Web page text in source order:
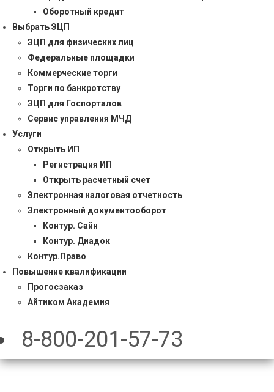
Оборотный кредит
Выбрать ЭЦП
ЭЦП для физических лиц
Федеральные площадки
Коммерческие торги
Торги по банкротству
ЭЦП для Госпорталов
Сервис управления МЧД
Услуги
Открыть ИП
Регистрация ИП
Открыть расчетный счет
Электронная налоговая отчетность
Электронный документооборот
Контур. Сайн
Контур. Диадок
Контур.Право
Повышение квалификации
Прогосзаказ
Айтиком Академия
8-800-201-57-73